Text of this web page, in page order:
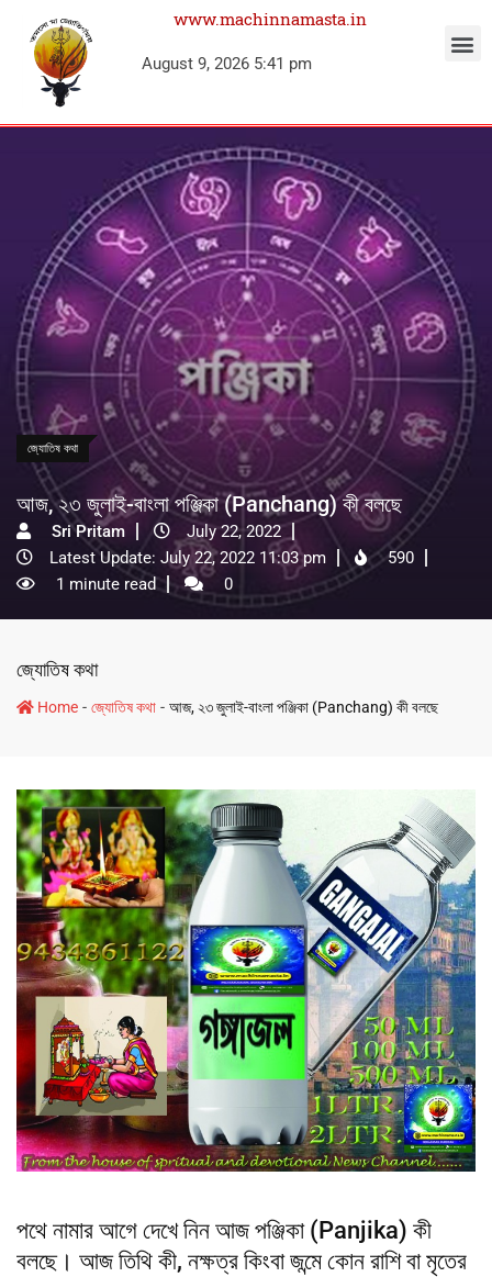
www.machinnamasta.in
August 9, 2026 5:41 pm
জ্যোতিষ কথা
আজ, ২৩ জুলাই-বাংলা পঞ্জিকা (Panchang) কী বলছে
Sri Pritam
July 22, 2022
Latest Update: July 22, 2022 11:03 pm
590
1 minute read
0
জ্যোতিষ কথা
Home - জ্যোতিষ কথা - আজ, ২৩ জুলাই-বাংলা পঞ্জিকা (Panchang) কী বলছে
পথে নামার আগে দেখে নিন আজ পঞ্জিকা (Panjika) কী
বলছে। আজ তিথি কী, নক্ষত্র কিংবা জন্মে কোন রাশি বা মৃতের